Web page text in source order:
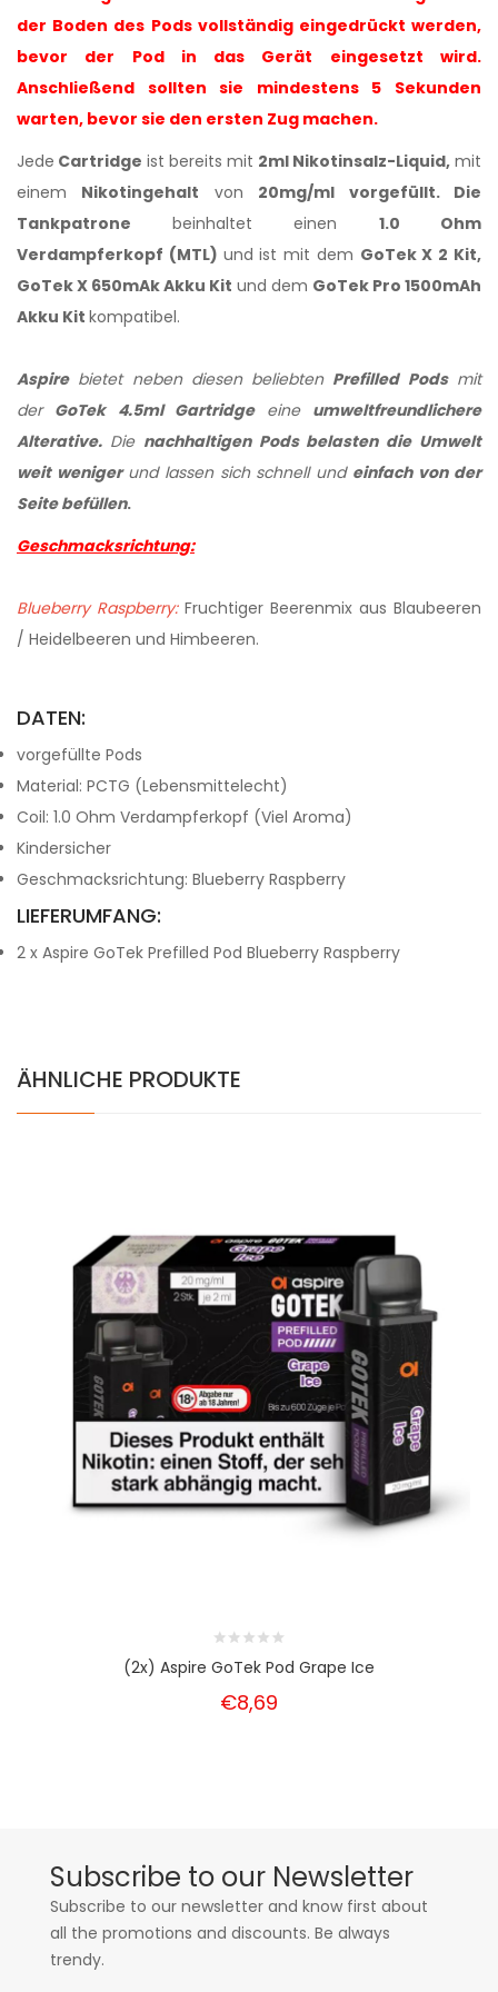
der Boden des Pods vollständig eingedrückt werden,
bevor der Pod in das Gerät eingesetzt wird.
Anschließend sollten sie mindestens 5 Sekunden
warten, bevor sie den ersten Zug machen.
Jede Cartridge ist bereits mit 2ml Nikotinsalz-Liquid, mit
einem Nikotingehalt von 20mg/ml vorgefüllt. Die
Tankpatrone beinhaltet einen 1.0 Ohm
Verdampferkopf (MTL) und ist mit dem GoTek X 2 Kit,
GoTek X 650mAk Akku Kit und dem GoTek Pro 1500mAh
Akku Kit kompatibel.
Aspirebietet neben diesen beliebten Prefilled Podsmit
derGoTek 4.5ml Gartridge eineumweltfreundlichere
Alterative. Die nachhaltigen Pods belasten die Umwelt
weit weniger und lassen sich schnell und einfach von der
Seite befüllen.
Geschmacksrichtung:
Blueberry Raspberry:Fruchtiger Beerenmix aus Blaubeeren
/ Heidelbeeren und Himbeeren.
DATEN:
vorgefüllte Pods
Material: PCTG (Lebensmittelecht)
Coil: 1.0 Ohm Verdampferkopf (Viel Aroma)
Kindersicher
Geschmacksrichtung: Blueberry Raspberry
LIEFERUMFANG:
2 x Aspire GoTek Prefilled Pod Blueberry Raspberry
ÄHNLICHE PRODUKTE
(2x) Aspire GoTek Pod Grape Ice
€8,69
Subscribe to our Newsletter
Subscribe to our newsletter and know first about
all the promotions and discounts. Be always
trendy.